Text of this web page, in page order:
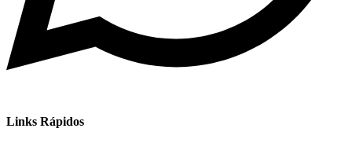
Links Rápidos